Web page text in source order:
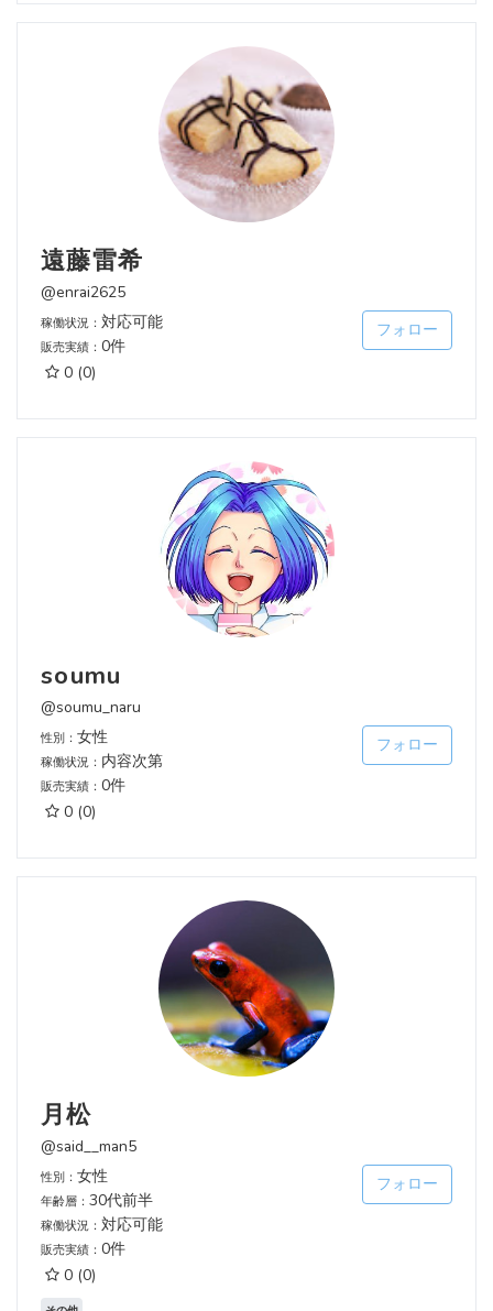
遠藤雷希
@enrai2625
稼働状況： 対応可能
販売実績： 0件
0 (0)
フォロー
soumu
@soumu_naru
性別： 女性
稼働状況： 内容次第
販売実績： 0件
0 (0)
フォロー
月松
@said__man5
性別： 女性
年齢層： 30代前半
稼働状況： 対応可能
販売実績： 0件
0 (0)
フォロー